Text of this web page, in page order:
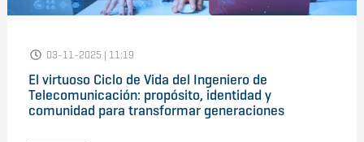
03-11-2025 | 11:19
El virtuoso Ciclo de Vida del Ingeniero de
Telecomunicación: propósito, identidad y
comunidad para transformar generaciones